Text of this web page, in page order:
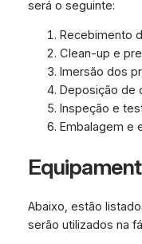
será o seguinte:
Recebimento
Clean-up e
Imersão dos
Deposição de
Inspeção e
Embalagem e
Abaixo, estão
serão utilizados na